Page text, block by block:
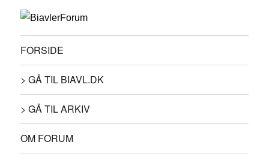
FORSIDE
> GÅ TIL BIAVL.DK
> GÅ TIL ARKIV
OM FORUM